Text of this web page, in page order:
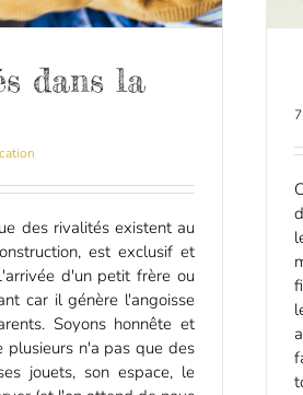
dans la
des rivalités existent au
est exclusif et
d'un petit frère ou
car il génère l'angoisse
Soyons honnête et
plusieurs n'a pas que des
jouets, son espace, le